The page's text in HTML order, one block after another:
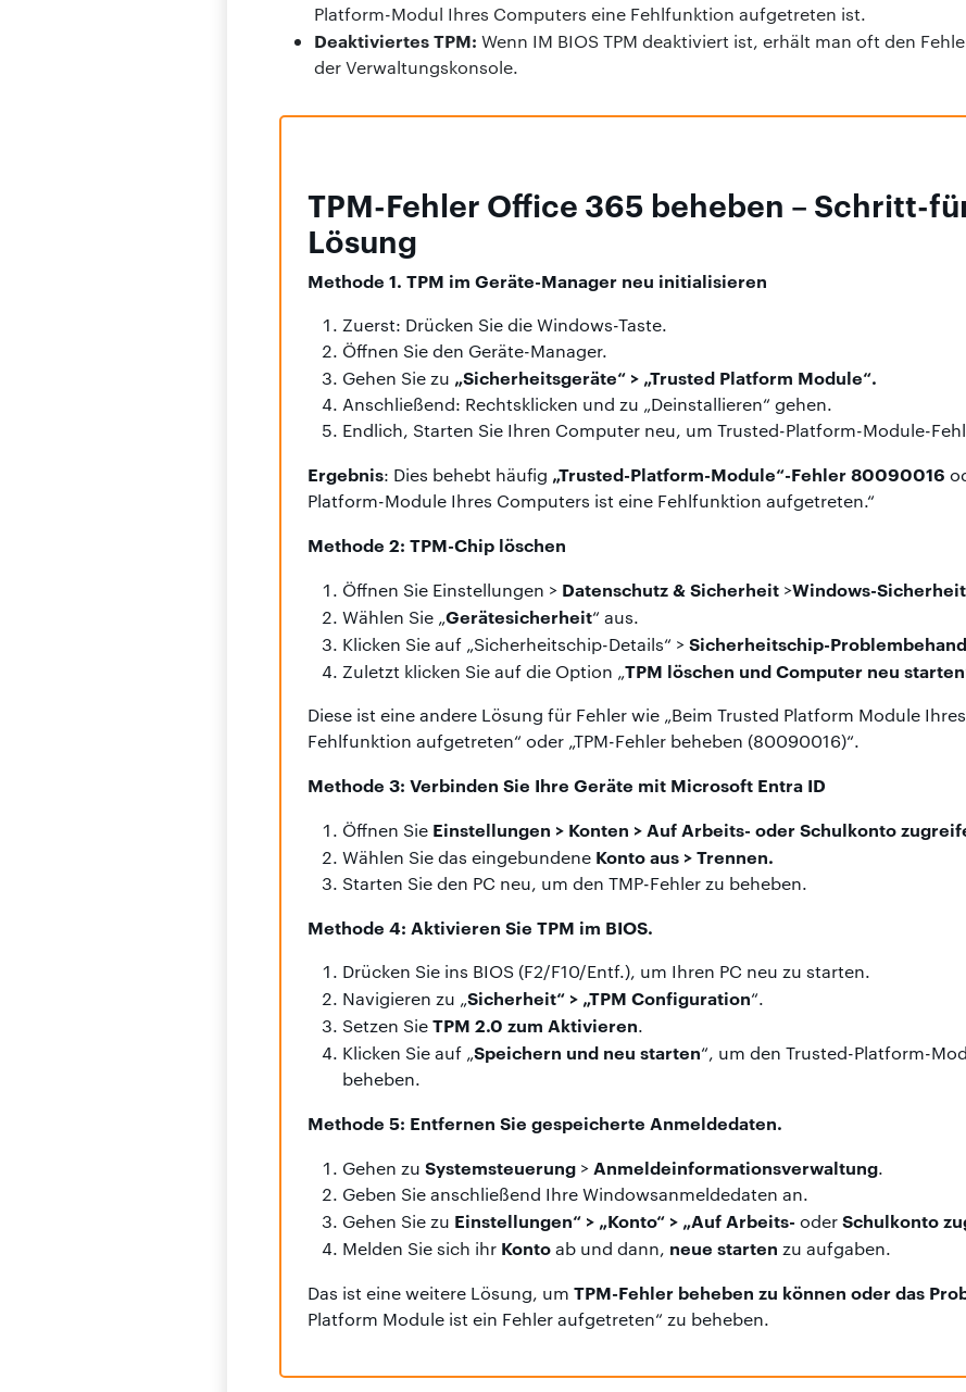
Platform-Modul Ihres Computers eine Fehlfunktion aufgetreten ist.
Deaktiviertes TPM: Wenn IM BIOS TPM deaktiviert ist, erhält man oft den
der Verwaltungskonsole.
TPM-Fehler Office 365 beheben – Schritt-
Lösung
Methode 1. TPM im Geräte-Manager neu initialisieren
Zuerst: Drücken Sie die Windows-Taste.
Öffnen Sie den Geräte-Manager.
Gehen Sie zu „Sicherheitsgeräte“ > „Trusted Platform Module“.
Anschließend: Rechtsklicken und zu „Deinstallieren“ gehen.
Endlich, Starten Sie Ihren Computer neu, um Trusted-Platform-Module-
Ergebnis: Dies behebt häufig „Trusted-Platform-Module“-Fehler 80090016
Platform-Module Ihres Computers ist eine Fehlfunktion aufgetreten.“
Methode 2: TPM-Chip löschen
Öffnen Sie Einstellungen > Datenschutz & Sicherheit >Windows-Sicherheit
Wählen Sie „Gerätesicherheit“ aus.
Klicken Sie auf „Sicherheitschip-Details“ >Sicherheitschip-
Zuletzt klicken Sie auf die Option „TPM löschen und Computer neu starten
Diese ist eine andere Lösung für Fehler wie „Beim Trusted Platform Module
Fehlfunktion aufgetreten“ oder „TPM-Fehler beheben (80090016)“.
Methode 3: Verbinden Sie Ihre Geräte mit Microsoft Entra ID
Öffnen Sie Einstellungen > Konten > Auf Arbeits- oder Schulkonto
Wählen Sie das eingebundene Konto aus > Trennen.
Starten Sie den PC neu, um den TMP-Fehler zu beheben.
Methode 4: Aktivieren Sie TPM im BIOS.
Drücken Sie ins BIOS (F2/F10/Entf.), um Ihren PC neu zu starten.
Navigieren zu „Sicherheit“ > „TPM Configuration“.
Setzen SieTPM 2.0 zum Aktivieren.
Klicken Sie auf „Speichern und neu starten“, um den Trusted-Platform-
beheben.
Methode 5: Entfernen Sie gespeicherte Anmeldedaten.
Gehen zu Systemsteuerung > Anmeldeinformationsverwaltung.
Geben Sie anschließend Ihre Windowsanmeldedaten an.
Gehen Sie zu Einstellungen“ > „Konto“ > „Auf Arbeits- oderSchulkonto
Melden Sie sich ihr Kontoab und dann, neue starten zu aufgaben.
Das ist eine weitere Lösung, um TPM-Fehler beheben zu können oder das
Platform Module ist ein Fehler aufgetreten“ zu beheben.